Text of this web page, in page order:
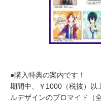
●購入特典の案内です！
期間中、￥1000（税抜）以
ルデザインのブロマイド（